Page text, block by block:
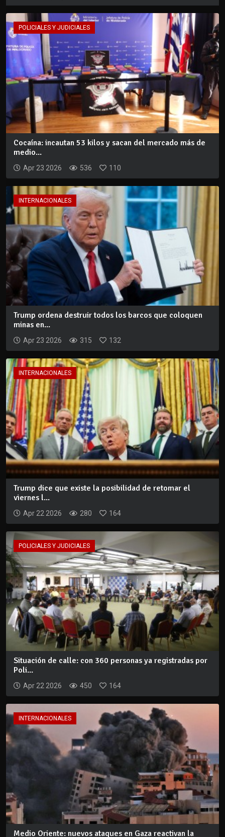
POLICIALES Y JUDICIALES
Cocaína: incautan 53 kilos y sacan del mercado más de
medio...
Apr 23 2026 536 110
INTERNACIONALES
Trump ordena destruir todos los barcos que coloquen
minas en...
Apr 23 2026 315 132
INTERNACIONALES
Trump dice que existe la posibilidad de retomar el
viernes l...
Apr 22 2026 280 164
POLICIALES Y JUDICIALES
Situación de calle: con 360 personas ya registradas por
Poli...
Apr 22 2026 450 164
INTERNACIONALES
Medio Oriente: nuevos ataques en Gaza reactivan la